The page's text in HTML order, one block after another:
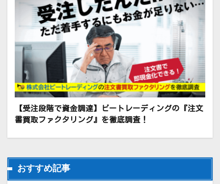
【受注段階で資金調達】ビートレーディングの『注文
書買取ファクタリング』を徹底調査！
おすすめ記事